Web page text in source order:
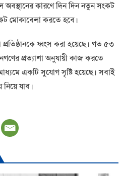
অবস্থানের কারণে দিন দিন নতুন সংকট
মোকাবেলা করতে হবে।
ধ্বংস করা হয়েছে। গত ৫৩
প্রত্যাশা অনুযায়ী কাজ করতে
একটি সুযোগ সৃষ্টি হয়েছে। সবাই
যাব।